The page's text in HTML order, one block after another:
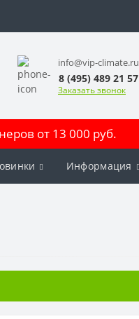
info@vip-climate.ru
8 (495) 489 21 57
Заказать звонок
от 13 000 руб.
Информация